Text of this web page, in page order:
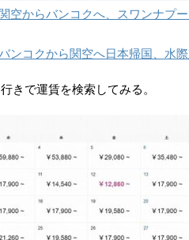
空からバンコクへ、スワンナプ
ンコクから関空へ日本帰国、水
きで運賃を検索してみる。